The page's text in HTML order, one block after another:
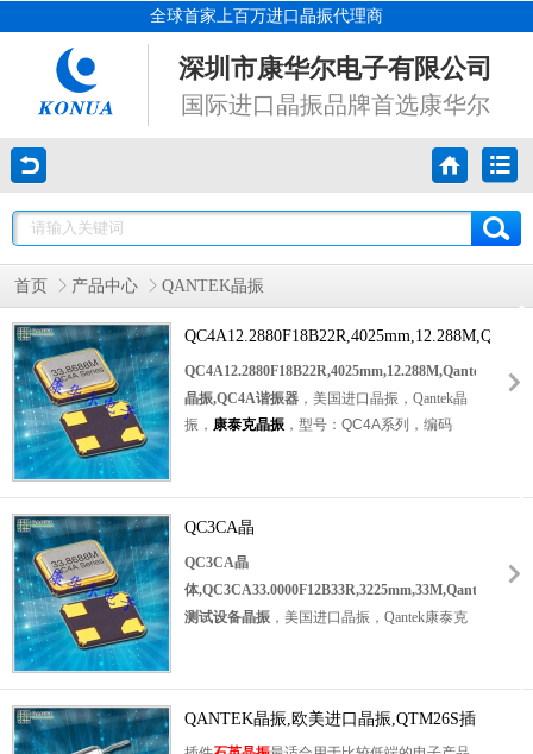
全球首家上百万进口晶振代理商
深圳市康华尔电子有限公司
国际进口晶振品牌首选康华尔
首页 产品中心 QANTEK晶振
QC4A12.2880F18B22R,4025mm,12.288M,Qantek
晶振,QC4A谐振器
QC4A12.2880F18B22R,4025mm,12.288M,Qantek
晶振,QC4A谐振器 ，美国进口晶振，Qantek晶
振， 康泰克晶振 ，型号：QC4A系列，编码
4.0x2.5x0.8mm封装，四脚贴片晶振，陶瓷封
装和金属盖确保高可靠性，
石英晶振，SMD晶振，无源晶振，无铅环保晶
振，工作温度范围：-40℃至+85℃。具有超小
型，轻薄型，高度低，紧密的公差和稳定性，
备，测试设备，PMCIA，数码电子，智能家居
等应用。
QC3CA晶
体,QC3CA33.0000F12B33R,3225mm,33M,Qantek
测试设备晶振
QC3CA晶
体,QC3CA33.0000F12B33R,3225mm,33M,Qantek
测试设备晶振 ，美国进口晶振，Qantek康泰克
封装，四脚贴片晶振，3225晶振，无源晶振，
石英晶体谐振器，无源谐振器，无铅环保晶
QANTEK晶振,欧美进口晶振,QTM26S插
件晶体